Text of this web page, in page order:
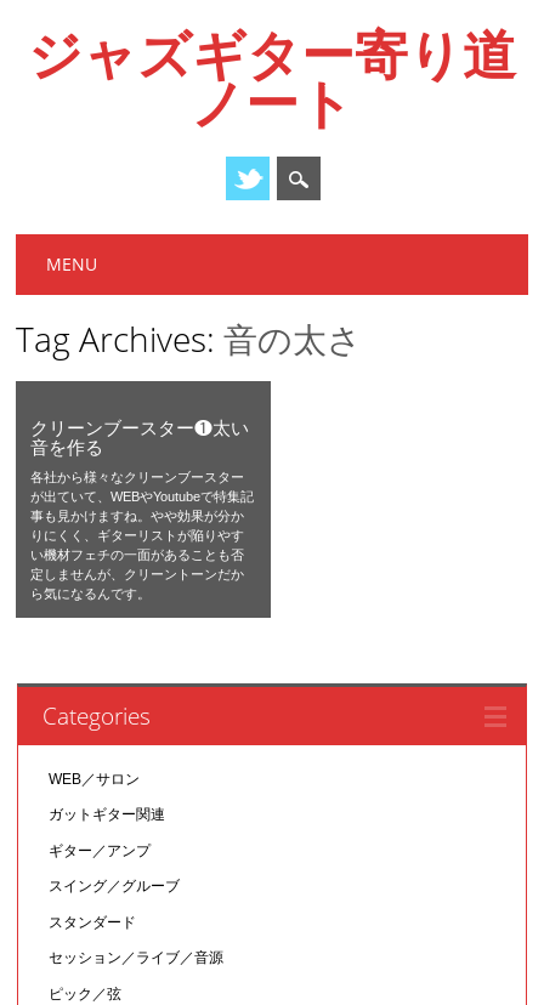
ジャズギター寄り道
ノート
Main menu
MENU
Tag Archives:音の太さ
クリーンブースター❶太い
音を作る
各社から様々なクリーンブースター
が出ていて、WEBやYoutubeで特集記
事も見かけますね。やや効果が分か
りにくく、ギターリストが陥りやす
い機材フェチの一面があることも否
定しませんが、クリーントーンだか
ら気になるんです。
Categories
WEB／サロン
ガットギター関連
ギター／アンプ
スイング／グルーブ
スタンダード
セッション／ライブ／音源
ピック／弦